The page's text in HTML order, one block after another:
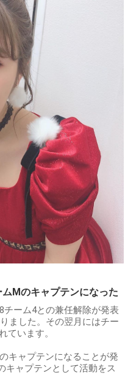
Mのキャプテンになった
チーム4との兼任解除が発表
ました。その翌月にはチー
ています。
キャプテンになることが発
キャプテンとして活動をス